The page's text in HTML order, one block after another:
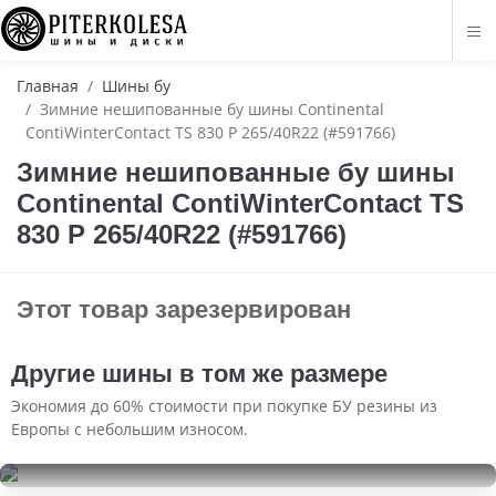
Главная
Шины бу
Зимние нешипованные бу шины Continental
ContiWinterContact TS 830 P 265/40R22 (#591766)
Зимние нешипованные бу шины
Continental ContiWinterContact TS
830 P 265/40R22 (#591766)
Этот товар зарезервирован
Другие шины в том же размере
Экономия до 60% стоимости при покупке БУ резины из
Европы с небольшим износом.